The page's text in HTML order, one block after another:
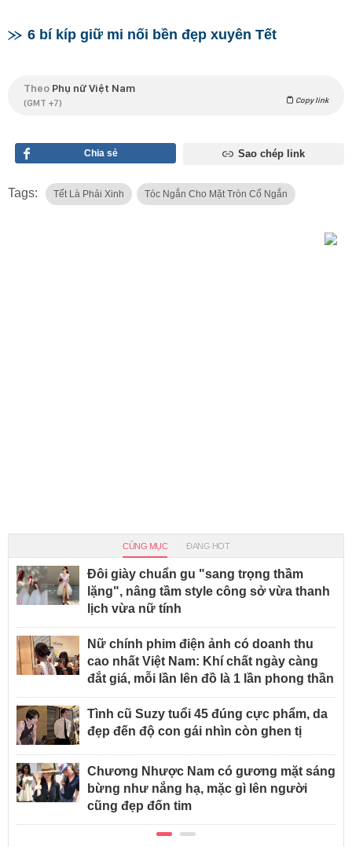
6 bí kíp giữ mi nối bền đẹp xuyên Tết
Theo Phụ nữ Việt Nam
(GMT +7) Copy link
Chia sẻ Sao chép link
Tags: Tết Là Phải Xinh Tóc Ngắn Cho Mặt Tròn Cổ Ngắn
CÙNG MỤC ĐANG HOT
Đôi giày chuẩn gu "sang trọng thầm
lặng", nâng tầm style công sở vừa thanh
lịch vừa nữ tính
Nữ chính phim điện ảnh có doanh thu
cao nhất Việt Nam: Khí chất ngày càng
đắt giá, mỗi lần lên đồ là 1 lần phong thần
Tình cũ Suzy tuổi 45 đúng cực phẩm, da
đẹp đến độ con gái nhìn còn ghen tị
Chương Nhược Nam có gương mặt sáng
bừng như nắng hạ, mặc gì lên người
cũng đẹp đốn tim